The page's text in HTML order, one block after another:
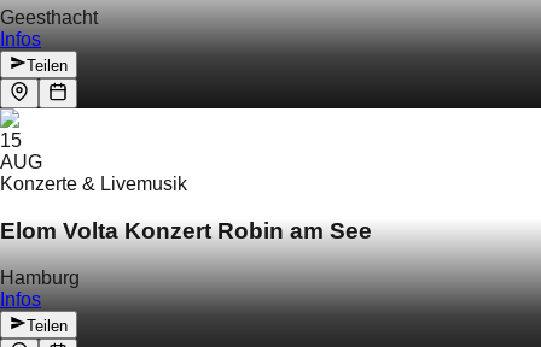
Geesthacht
Infos
Teilen
15
AUG
Konzerte & Livemusik
Elom Volta Konzert Robin am See
Hamburg
Infos
Teilen